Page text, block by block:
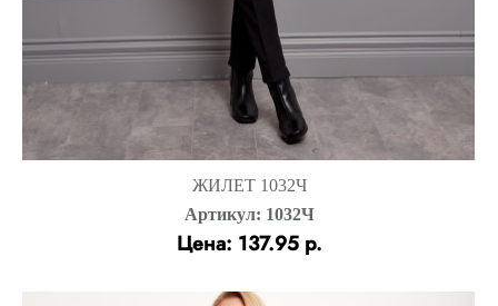
ЖИЛЕТ 1032Ч
Артикул: 1032Ч
Цена: 137.95 р.